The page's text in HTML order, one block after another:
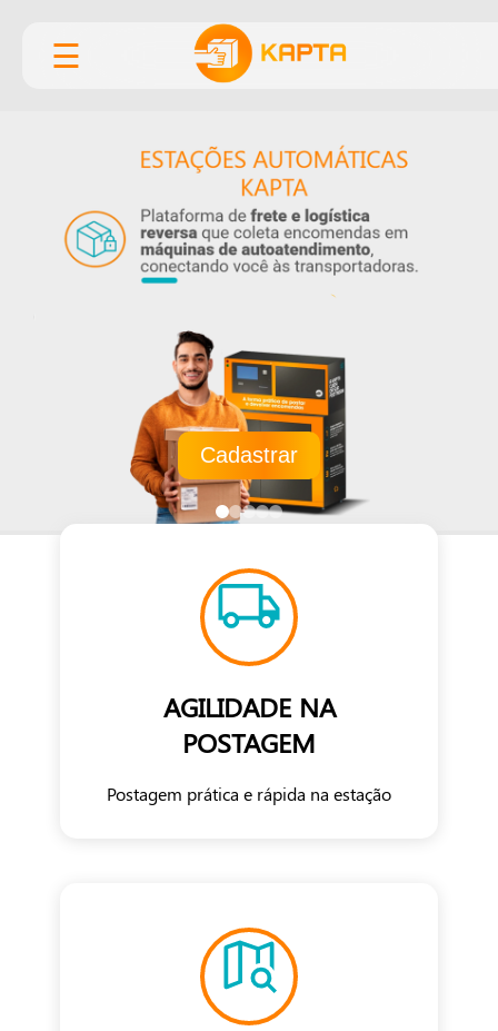
☰
Cadastrar
AGILIDADE NA
POSTAGEM
Postagem prática e rápida na estação